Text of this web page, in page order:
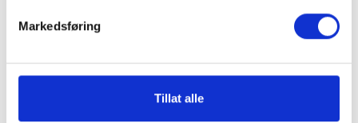
Markedsføring
Tillat alle
INSPIRASJONSBLOGG
EVENTYRLIG
OPPUSSING
Meld deg på vårt nyhetsbrev og få siste nytt om produkter, trender og